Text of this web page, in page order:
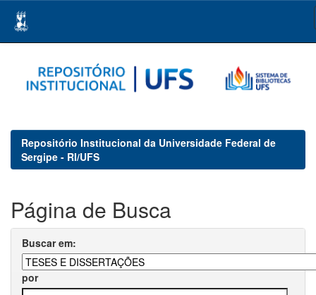
navigation
Repositório Institucional da Universidade Federal de
Sergipe - RI/UFS
Página de Busca
Buscar em:
por